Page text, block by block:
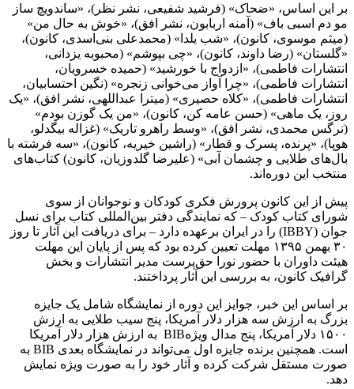
بر این اساس، «ضحاک» (فرشید شفیعی، نشر نظر)، «ساندویچ ساز
مو دم اسبی باف» (آمنه اربابون، نشر افق)، «خوش به حال من»
(میثم موسوی، کانون)، «شب یلدا» (محمدعلی بنی‌اسدی، کانون)،
«گلستان» (رضا داوند، کانون)، «چی بپوشم» (محبوبه یزدانی،
انتشارات فاطمی)، «ازدواج با خورشید» (حمیده خسرویان،
انتشارات فاطمی)، «چرا آواز می‌خوانی زنجره» (نگین احتسابیان،
انتشارات فاطمی)، «کلاه حصیری» (میترا عبداللهی، نشر افق)، «یک
روز، یک ماهی» (حسن عامه کن، کانون)، «من یک گوزن بودم»
(نرگس محمدی، نشر افق)، «وسط راهرو تاریک» (غزاله بیگدلو،
هوپا)، «پرنده، پسرک و قطار» (راشین خیریه، کانون)، «سه فرشته با
بال‌های طلایی و چشمان آبی» (علیرضا گلدوزیان، کانون) کتاب‌های
منتخب این دوره‌اند.
پیش از این کانون پرورش فکری کودکان و نوجوانان از سوی
شورای کتاب کودک – که نمایندگی دفتر بین‌المللی کتاب برای نسل
جوان (IBBY) را در ایران برعهده دارد – برای دریافت این آثار تا روز
۳۰ بهمن ۱۳۹۵ مهلت تعیین کرده بود که پس از پایان این مهلت
هیئت داوران با حضور نورا حق‌پرست مدیر انتشارات و بخش
گرافیک کانون، به بررسی این آثار پرداختند.
بر اساس این خبر، جوایز این دوره از نمایشگاه شامل یک جایزه
بزرگ به ارزش سه ‌هزار دلار آمریکا، پنج سیب طلایی به ارزش
۱۵۰۰ دلار آمریکا، پنج مدال ویژه
BIB به ارزش هزار دلار آمریکا
است. همچنین برنده جایزه اول می‌تواند در نمایشگاه بعدی BIB به
صورت مستقل شرکت کرده و آثار خود را به صورت ویژه نمایش
دهد.